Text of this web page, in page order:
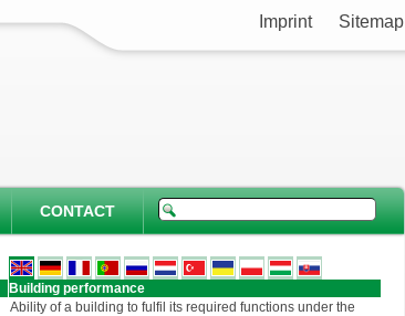
Imprint Sitemap
CONTACT
Building performance
Ability of a building to fulfil its required functions under the